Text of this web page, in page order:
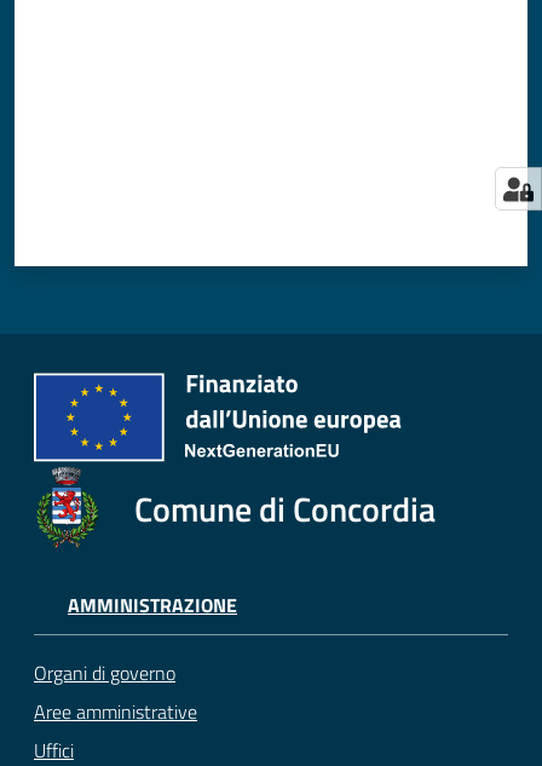
Comune di Concordia
AMMINISTRAZIONE
Organi di governo
Aree amministrative
Uffici